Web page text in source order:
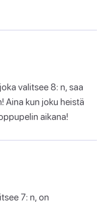
valitsee 8: n, saa
Aina kun joku heistä
aikana!
7: n, on